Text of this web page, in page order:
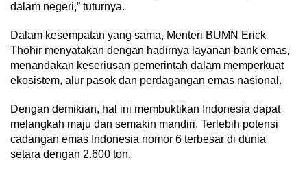
dalam negeri,” tuturnya.
Dalam kesempatan yang sama, Menteri BUMN Erick
Thohir menyatakan dengan hadirnya layanan bank emas,
menandakan keseriusan pemerintah dalam memperkuat
ekosistem, alur pasok dan perdagangan emas nasional.
Dengan demikian, hal ini membuktikan Indonesia dapat
melangkah maju dan semakin mandiri. Terlebih potensi
cadangan emas Indonesia nomor 6 terbesar di dunia
setara dengan 2.600 ton.